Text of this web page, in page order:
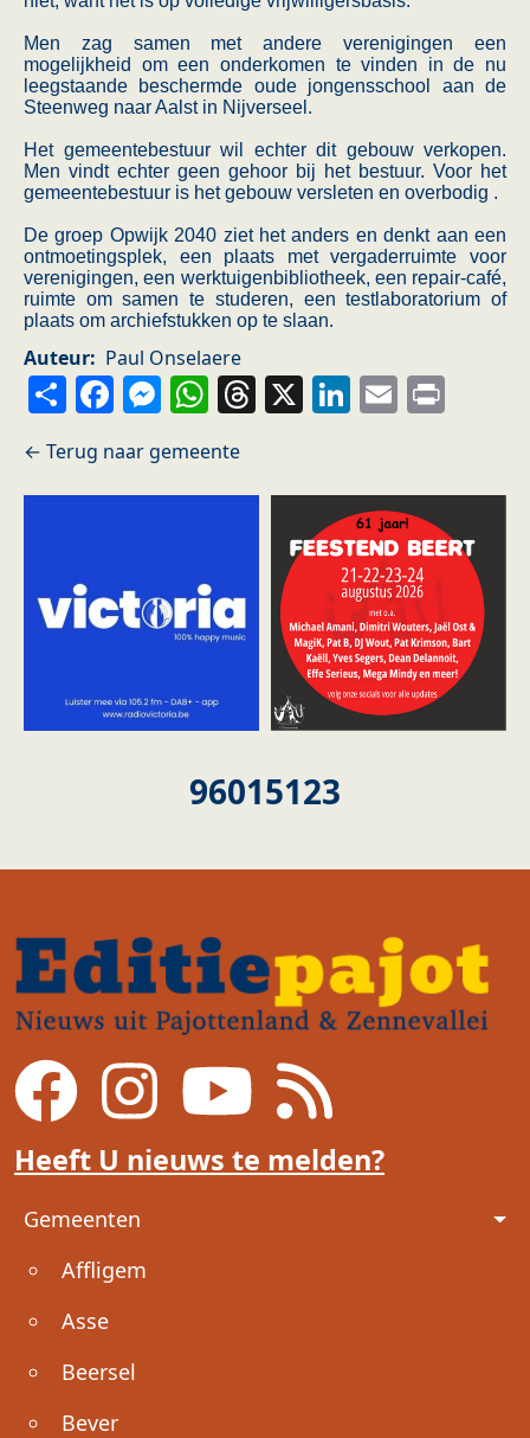
Men zag samen met andere verenigingen een
mogelijkheid om een onderkomen te vinden in de nu
leegstaande beschermde oude jongensschool aan de
Steenweg naar Aalst in Nijverseel.
Het gemeentebestuur wil echter dit gebouw verkopen.
Men vindt echter geen gehoor bij het bestuur. Voor het
gemeentebestuur is het gebouw versleten en overbodig .
De groep Opwijk 2040 ziet het anders en denkt aan een
ontmoetingsplek, een plaats met vergaderruimte voor
verenigingen, een werktuigenbibliotheek, een repair-café,
ruimte om samen te studeren, een testlaboratorium of
plaats om archiefstukken op te slaan.
Auteur Paul Onselaere
ShareFacebook
Messenger
WhatsApp
Threads
X LinkedIn
Email
96015123
Heeft U nieuws te melden?
Voet
Gemeenten
Affligem
Asse
Beersel
Bever